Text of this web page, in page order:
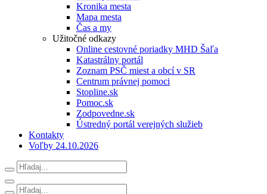
Kronika mesta
Mapa mesta
Čas a my
Užitočné odkazy
Online cestovné poriadky MHD Šaľa
Katastrálny portál
Zoznam PSČ miest a obcí v SR
Centrum právnej pomoci
Stopline.sk
Pomoc.sk
Zodpovedne.sk
Ústredný portál verejných služieb
Kontakty
Voľby 24.10.2026